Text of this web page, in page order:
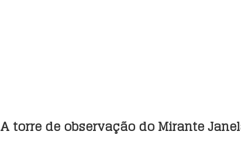
A torre de observação do Mirante